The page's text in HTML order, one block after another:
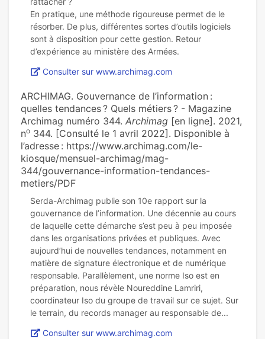
En pratique, une méthode rigoureuse permet de le
résorber. De plus, différentes sortes d’outils logiciels
sont à disposition pour cette gestion. Retour
Consulter sur www.archimag.com
ARCHIMAG. Gouvernance de l’information :
quelles tendances ? Quels métiers ? - Magazine
Archimag numéro 344. Archimag [en ligne]. 2021,
no 344. [Consulté le 1 avril 2022]. Disponible à
l’adresse : https://www.archimag.com/le-
kiosque/mensuel-archimag/mag-
344/gouvernance-information-tendances-
metiers/PDF
Serda-Archimag publie son 10e rapport sur la
gouvernance de l’information. Une décennie au cours
de laquelle cette démarche s’est peu à peu imposée
dans les organisations privées et publiques. Avec
aujourd’hui de nouvelles tendances, notamment en
matière de signature électronique et de numérique
responsable. Parallèlement, une norme Iso est en
préparation, nous révèle Noureddine Lamriri,
coordinateur Iso du groupe de travail sur ce sujet. Sur
Consulter sur www.archimag.com